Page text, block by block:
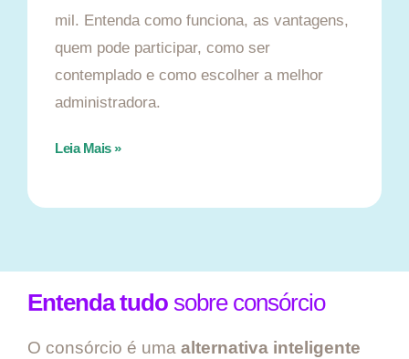
mil. Entenda como funciona, as vantagens,
quem pode participar, como ser
contemplado e como escolher a melhor
administradora.
Leia Mais »
Entenda tudo sobre consórcio
O consórcio é uma alternativa inteligente